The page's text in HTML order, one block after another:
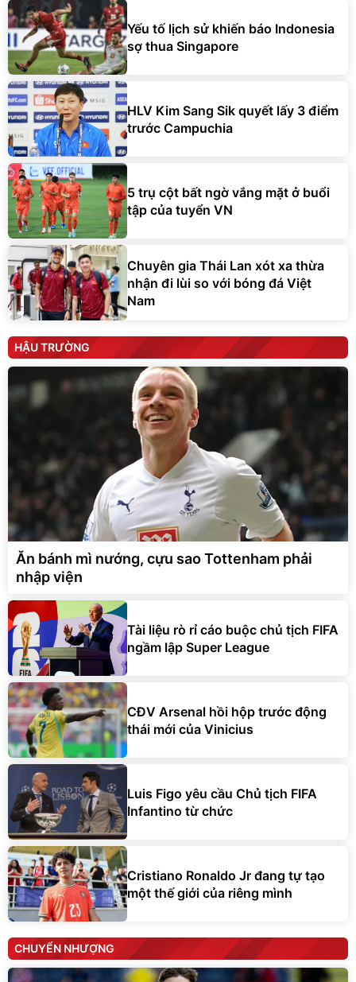
Yếu tố lịch sử khiến báo Indonesia
sợ thua Singapore
HLV Kim Sang Sik quyết lấy 3 điểm
trước Campuchia
5 trụ cột bất ngờ vắng mặt ở buổi
tập của tuyển VN
Chuyên gia Thái Lan xót xa thừa
nhận đi lùi so với bóng đá Việt
Nam
HẬU TRƯỜNG
Ăn bánh mì nướng, cựu sao Tottenham phải
nhập viện
Tài liệu rò rỉ cáo buộc chủ tịch FIFA
ngầm lập Super League
CĐV Arsenal hồi hộp trước động
thái mới của Vinicius
Luis Figo yêu cầu Chủ tịch FIFA
Infantino từ chức
Cristiano Ronaldo Jr đang tự tạo
một thế giới của riêng mình
CHUYỂN NHƯỢNG